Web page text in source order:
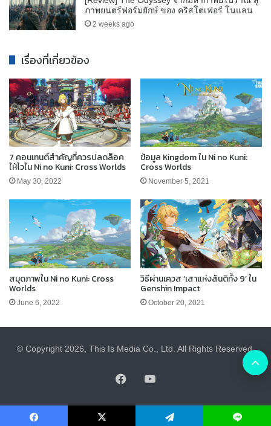
ภาพยนตร์ฟอร์มยักษ์ ของ คริสโตเฟอร์ โนแลน
2 weeks ago
เรื่องที่เกี่ยวข้อง
7 คอนเทนต์สำคัญที่ควรปลดล็อค
ให้ไวใน Ni no Kuni: Cross Worlds
May 30, 2022
ข้อมูล Kingdom ใน Ni no Kuni:
Cross Worlds
November 5, 2021
สมุดภาพใน Ni no Kuni: Cross
Worlds
June 6, 2022
วิธีผ่านเควส ‘เสาแห่งสันติทั้ง 9’ ใน
Genshin Impact
October 20, 2021
© Copyright 2026, This Is Media Co., Ltd. All Rights Reserved.
FacebookYouTube